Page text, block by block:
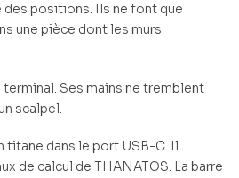
positions. Ils ne font que
une pièce dont les murs
Ses mains ne tremblent
scalpel.
titane dans le port USB-C. Il
de calcul de THANATOS. La barre